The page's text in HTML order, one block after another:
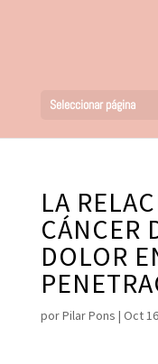
Seleccionar página
LA
CÁNCER
DOLOR
porPilar Pons | Oct